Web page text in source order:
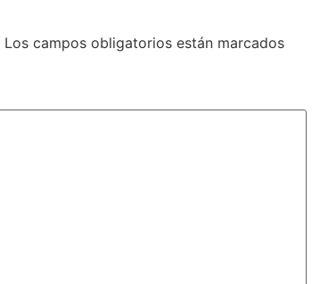
Los campos obligatorios están marcados